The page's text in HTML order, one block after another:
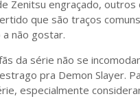
Zenitsu engraçado,
que são traços
não gostar.
da série não se
pra Demon Slayer.
especialmente